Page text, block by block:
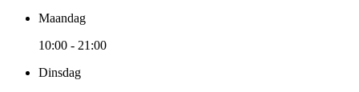
Maandag
10:00 - 21:00
Dinsdag